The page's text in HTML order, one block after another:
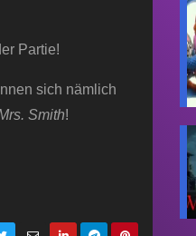
Partie!
sich nämlich
Smith!